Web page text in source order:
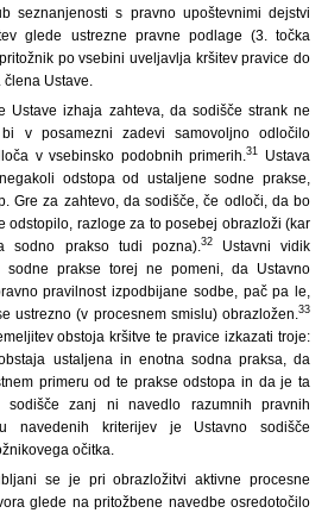
seznanjenosti s pravno upoštevnimi dejstvi
glede ustrezne pravne podlage (3. točka
po vsebini uveljavlja kršitev pravice do
Ustave.
Ustave izhaja zahteva, da sodišče strank ne
v posamezni zadevi samovoljno odločilo
v vsebinsko podobnih primerih.31
Ustava
odstopa od ustaljene sodne prakse,
Gre za zahtevo, da sodišče, če odloči, da bo
odstopilo, razloge za to posebej obrazloži (kar
sodno prakso tudi pozna). 32Ustavni vidik
sodne prakse torej ne pomeni, da Ustavno
pravilnost izpodbijane sodbe, pač pa le,
ustrezno (v procesnem smislu) obrazložen. 33
obstoja kršitve te pravice izkazati troje:
ustaljena in enotna sodna praksa, da
primeru od te prakse odstopa in da je ta
sodišče zanj ni navedlo razumnih pravnih
navedenih kriterijev je Ustavno sodišče
očitka.
se je pri obrazložitvi aktivne procesne
glede na pritožbene navedbe osredotočilo